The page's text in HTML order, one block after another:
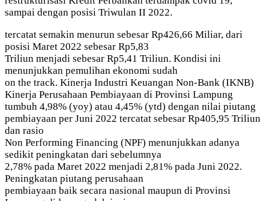
sampai dengan posisi Triwulan II 2022.
tercatat semakin menurun sebesar Rp426,66 Miliar, dari
posisi Maret 2022 sebesar Rp5,83
Triliun menjadi sebesar Rp5,41 Triliun. Kondisi ini
menunjukkan pemulihan ekonomi sudah
on the track. Kinerja Industri Keuangan Non-Bank (IKNB)
Kinerja Perusahaan Pembiayaan di Provinsi Lampung
tumbuh 4,98% (yoy) atau 4,45% (ytd) dengan nilai piutang
pembiayaan per Juni 2022 tercatat sebesar Rp405,95 Triliun
dan rasio
Non Performing Financing (NPF) menunjukkan adanya
sedikit peningkatan dari sebelumnya
2,78% pada Maret 2022 menjadi 2,81% pada Juni 2022.
Peningkatan piutang perusahaan
pembiayaan baik secara nasional maupun di Provinsi